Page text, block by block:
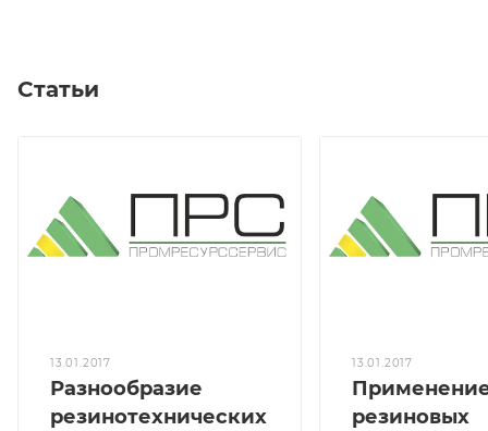
Статьи
13.01.2017
Разнообразие
резинотехнических
13.01.2017
резиновых